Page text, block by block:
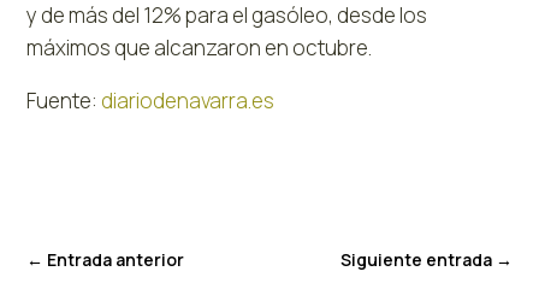
y de más del 12% para el gasóleo, desde los
máximos que alcanzaron en octubre.
Fuente: diariodenavarra.es
← Entrada anterior Siguiente entrada→